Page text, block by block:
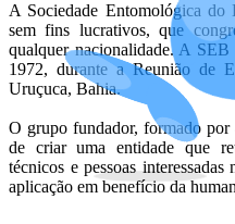
A Sociedade Entomológica
sem fins lucrativos, que
qualquer nacionalidade. A
1972, durante a Reunião de
Uruçuca, Bahia.
O grupo fundador, formado
de criar uma entidade que
técnicos e pessoas
aplicação em benefício da